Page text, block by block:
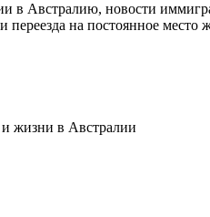
в Австралию, новости
на постоянное место
жизни в Австралии